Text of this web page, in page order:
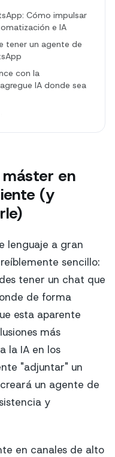
Cómo impulsar
e IA
tener un agente de
con la
IA donde sea
en
(y
lenguaje a gran
sencillo:
tener un chat que
de forma
esta aparente
más
la IA en los
"adjuntar" un
un agente de
y
en canales de alto